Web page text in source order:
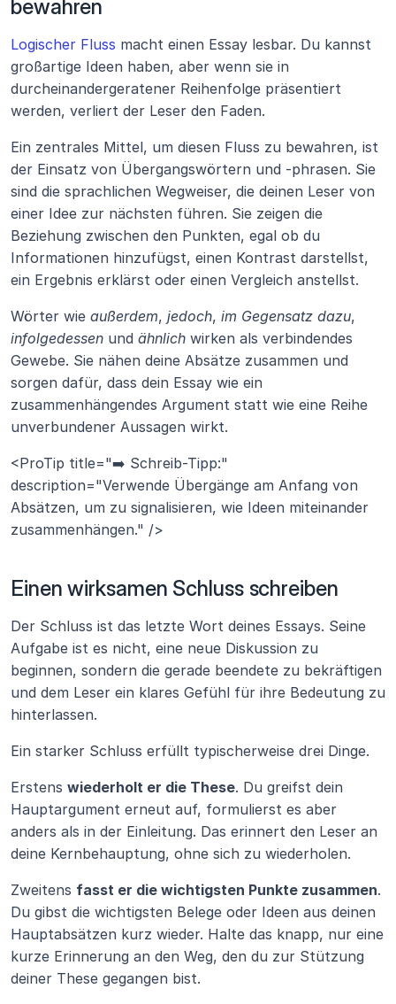
bewahren
Logischer Fluss macht einen Essay lesbar. Du kannst
großartige Ideen haben, aber wenn sie in
durcheinandergeratener Reihenfolge präsentiert
werden, verliert der Leser den Faden.
Ein zentrales Mittel, um diesen Fluss zu bewahren, ist
der Einsatz von Übergangswörtern und -phrasen. Sie
sind die sprachlichen Wegweiser, die deinen Leser von
einer Idee zur nächsten führen. Sie zeigen die
Beziehung zwischen den Punkten, egal ob du
Informationen hinzufügst, einen Kontrast darstellst,
ein Ergebnis erklärst oder einen Vergleich anstellst.
Wörter wie außerdem, jedoch, im Gegensatz dazu
infolgedessen und ähnlich wirken als verbindendes
Gewebe. Sie nähen deine Absätze zusammen und
sorgen dafür, dass dein Essay wie ein
zusammenhängendes Argument statt wie eine Reihe
unverbundener Aussagen wirkt.
<ProTip title="➡️ Schreib-Tipp:"
description="Verwende Übergänge am Anfang von
Absätzen, um zu signalisieren, wie Ideen miteinander
zusammenhängen." />
Einen wirksamen Schluss schreiben
Der Schluss ist das letzte Wort deines Essays. Seine
Aufgabe ist es nicht, eine neue Diskussion zu
beginnen, sondern die gerade beendete zu bekräftigen
und dem Leser ein klares Gefühl für ihre Bedeutung zu
hinterlassen.
Ein starker Schluss erfüllt typischerweise drei Dinge.
Erstens wiederholt er die These. Du greifst dein
Hauptargument erneut auf, formulierst es aber
anders als in der Einleitung. Das erinnert den Leser an
deine Kernbehauptung, ohne sich zu wiederholen.
Zweitens fasst er die wichtigsten Punkte zusammen.
Du gibst die wichtigsten Belege oder Ideen aus deinen
Hauptabsätzen kurz wieder. Halte das knapp, nur eine
kurze Erinnerung an den Weg, den du zur Stützung
deiner These gegangen bist.